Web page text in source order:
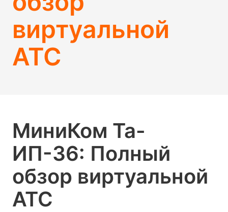
виртуальной
АТС
МиниКом Та-
ИП-36: Полный
обзор виртуальной
АТС